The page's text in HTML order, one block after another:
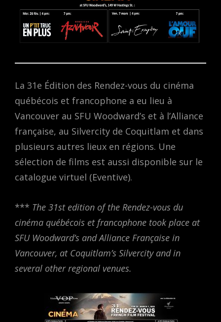
La 31e Édition des Rendez-vous du cinéma
québécois et francophone a eu lieu à
Vancouver au SFU Woodward’s et à l’Alliance
française, au Silvercity de Coquitlam et dans
plusieurs autres lieux en régions. Une
sélection de films est aussi disponible sur le
catalogue virtuel (Eventive).
*** The 31st edition of the Rendez-vous du
cinéma québécois et francophone took place at
SFU Woodward’s and Alliance Française in
Vancouver, at Coquitlam’s Silvercity and in
several other regional venues.